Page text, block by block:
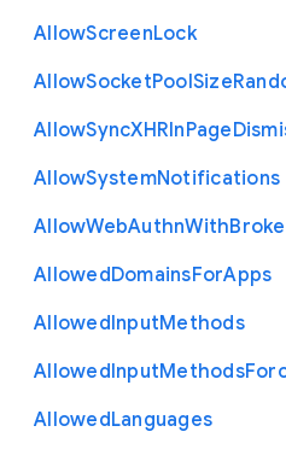
AllowScreenLock
AllowSocketPoolSize
AllowSyncXHRInPage
AllowSystemNotifications
AllowWebAuthnWith
AllowedDomainsForApps
AllowedInputMethods
AllowedInputMethods
AllowedLanguages